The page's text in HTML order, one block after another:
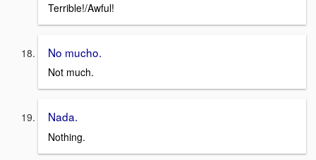
Terrible!/Awful!
No mucho.
Not much.
Nada.
Nothing.